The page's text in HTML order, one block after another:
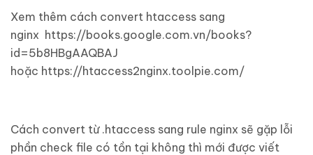
Xem thêm cách convert htaccess sang
nginx https://books.google.com.vn/books?
id=5b8HBgAAQBAJ
hoặc https://htaccess2nginx.toolpie.com/
Cách convert từ .htaccess sang rule nginx sẽ gặp lỗi
phần check file có tồn tại không thì mới được viết